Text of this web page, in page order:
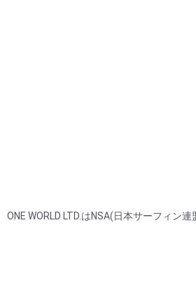
ONE WORLD LTD.はNSA(日本サーフィン